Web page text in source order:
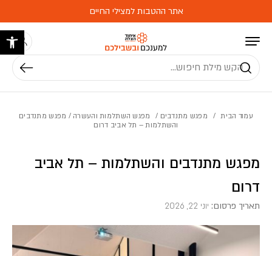
אתר ההטבות למצילי החיים
חיפוש
עמוד הבית / מפגש מתנדבים / מפגש השתלמות והעשרה / מפגש מתנדבים
והשתלמות – תל אביב דרום
מפגש מתנדבים והשתלמות – תל אביב
דרום
תאריך פרסום:יוני 22, 2026